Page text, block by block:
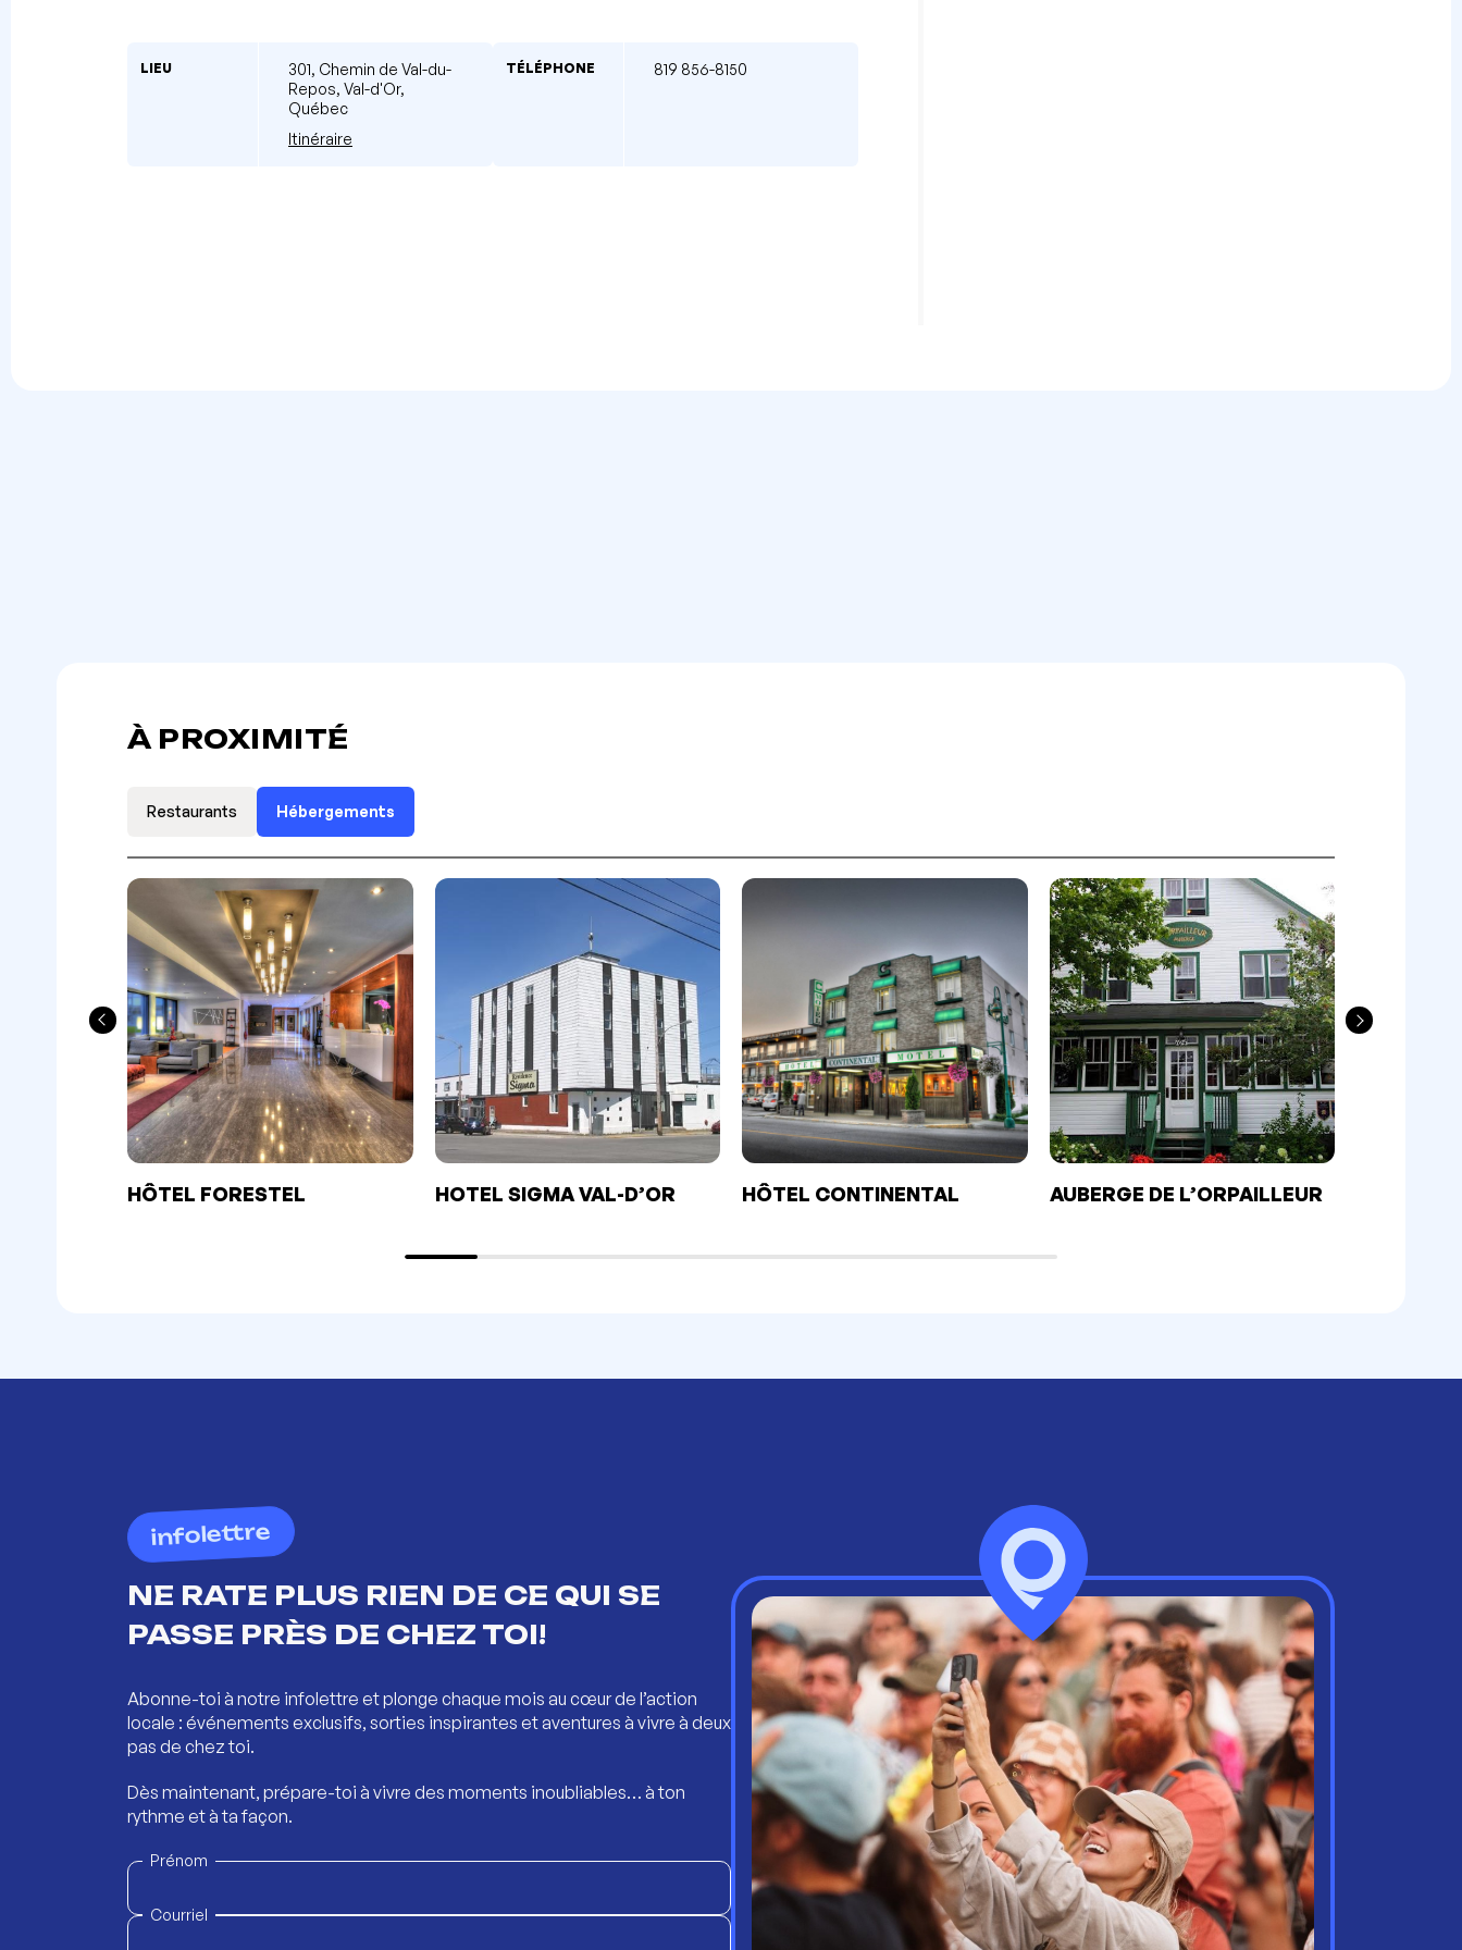
LIEU
301, Chemin de Val-du-
Repos, Val-d'Or,
Québec
Itinéraire
TÉLÉPHONE 819 856-8150
À PROXIMITÉ
Restaurants Hébergements
HÔTEL FORESTEL HOTEL SIGMA VAL-D’OR HÔTEL CONTINENTAL AUBERGE DE L’ORPAILLEUR
infolettre
NE RATE PLUS RIEN DE CE QUI SE
PASSE PRÈS DE CHEZ TOI!
Abonne-toi à notre infolettre et plonge chaque mois au cœur de l’action
locale : événements exclusifs, sorties inspirantes et aventures à vivre à deux
pas de chez toi.
Dès maintenant, prépare-toi à vivre des moments inoubliables… à ton
rythme et à ta façon.
Prénom
Courriel